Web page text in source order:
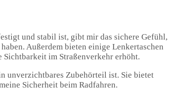
und stabil ist, gibt mir das sichere Gefühl,
Außerdem bieten einige Lenkertaschen
im Straßenverkehr erhöht.
unverzichtbares Zubehörteil ist. Sie bietet
Sicherheit beim Radfahren.